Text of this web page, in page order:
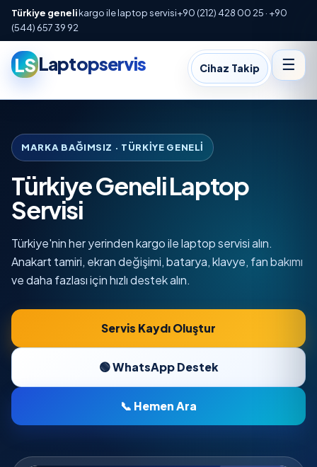
Türkiye genelikargo ile laptop servisi+90 (212) 428 00 25 · +90
(544) 657 39 92
LSLaptopservis Cihaz Takip ☰
MARKA BAĞIMSIZ · TÜRKIYE GENELI
Türkiye Geneli Laptop
Servisi
Türkiye'nin her yerinden kargo ile laptop servisi alın.
Anakart tamiri, ekran değişimi, batarya, klavye, fan bakımı
ve daha fazlası için hızlı destek alın.
Servis Kaydı Oluştur
🟢 WhatsApp Destek
📞 Hemen Ara